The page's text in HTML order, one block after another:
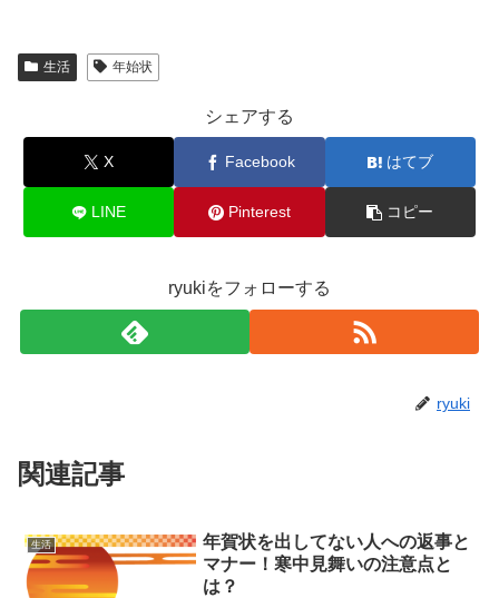
生活 年始状
シェアする
X Facebook はてブ
LINE Pinterest コピー
ryukiをフォローする
ryuki
関連記事
生活
年賀状を出してない人への返事と
マナー！寒中見舞いの注意点と
は？